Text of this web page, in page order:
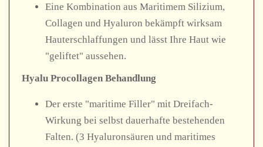
Eine Kombination aus Maritimem Silizium,
Collagen und Hyaluron bekämpft wirksam
Hauterschlaffungen und lässt Ihre Haut wie
"geliftet" aussehen.
Hyalu Procollagen Behandlung
Der erste "maritime Filler" mit Dreifach-
Wirkung bei selbst dauerhafte bestehenden
Falten. (3 Hyaluronsäuren und maritimes